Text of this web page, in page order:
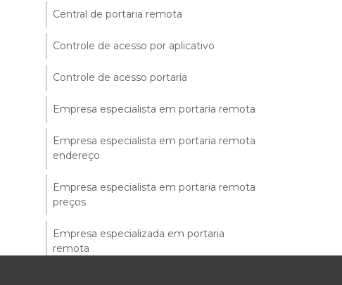
Central de portaria remota
Controle de acesso por aplicativo
Controle de acesso portaria
Empresa especialista em portaria remota
Empresa especialista em portaria remota
endereço
Empresa especialista em portaria remota
preços
Empresa especializada em portaria
remota